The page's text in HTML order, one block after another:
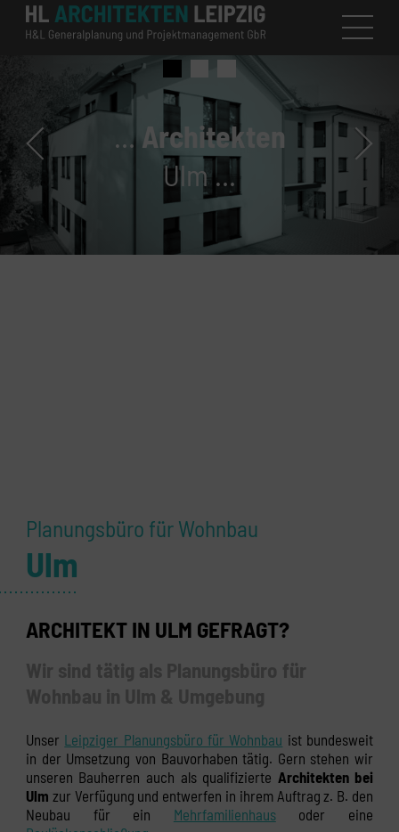
… Architekten
Ulm …
Planungsbüro für Wohnbau
Ulm
ARCHITEKT IN ULM GEFRAGT?
Wir sind tätig als Planungsbüro für
Wohnbau in Ulm & Umgebung
Unser Leipziger Planungsbüro für Wohnbau ist bundesweit
in der Umsetzung von Bauvorhaben tätig. Gern stehen wir
unseren Bauherren auch als qualifizierte Architekten bei
Ulm zur Verfügung und entwerfen in ihrem Auftrag z. B. den
Neubau für ein Mehrfamilienhausoder eine